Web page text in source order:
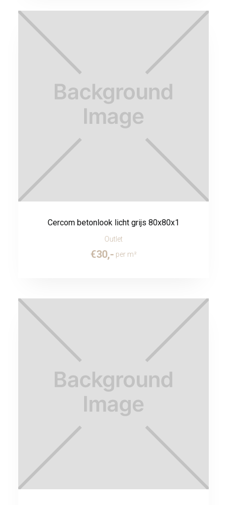
Cercom betonlook licht grijs 80x80x1
Outlet
€30,- per m²